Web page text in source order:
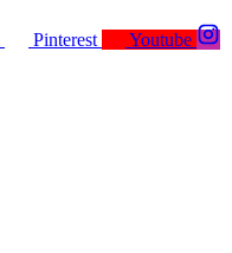
Pinterest
Youtube